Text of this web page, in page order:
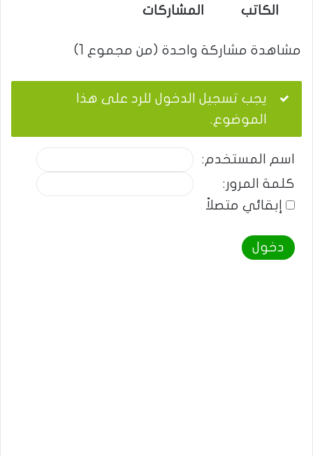
الكاتب المشاركات
مشاهدة مشاركة واحدة (من مجموع 1)
يجب تسجيل الدخول للرد على هذا
الموضوع.
اسم المستخدم:
كلمة المرور:
إبقائي متصلاً
دخول